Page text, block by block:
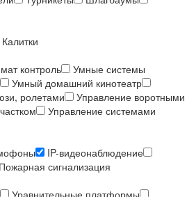
Калитки
контроль
Умные системы
Умный домашний кинотеатр
ролетами
Управление воротными
Управление системами
IP-видеонаблюдение
Пожарная сигнализация